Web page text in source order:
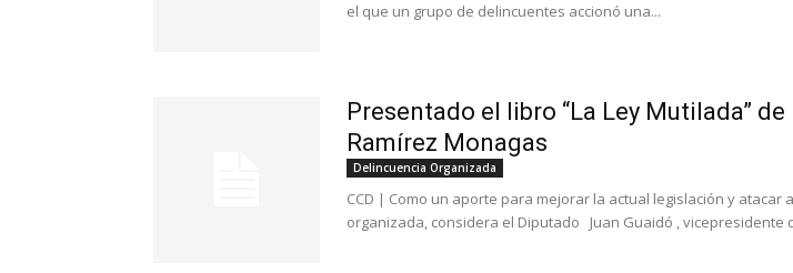
el que un grupo de delincuentes accionó una...
Presentado el libro “La Ley Mutilada” de
Ramírez Monagas
Delincuencia Organizada
CCD | Como un aporte para mejorar la actual legislación y atacar
organizada, considera el Diputado Juan Guaidó , vicepresidente